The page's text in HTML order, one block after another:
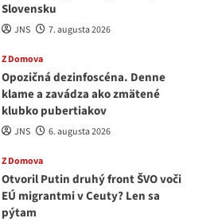
Slovensku
JNS 7. augusta 2026
Z Domova
Opozičná dezinfoscéna. Denne
klame a zavádza ako zmätené
klubko pubertiakov
JNS 6. augusta 2026
Z Domova
Otvoril Putin druhý front ŠVO voči
EÚ migrantmi v Ceuty? Len sa
pýtam